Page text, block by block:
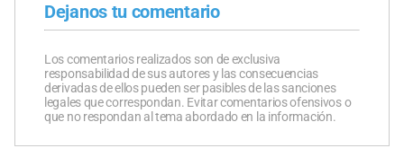
Dejanos tu comentario
Los comentarios realizados son de exclusiva
responsabilidad de sus autores y las consecuencias
derivadas de ellos pueden ser pasibles de las sanciones
legales que correspondan. Evitar comentarios ofensivos o
que no respondan al tema abordado en la información.